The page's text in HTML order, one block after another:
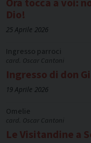
Dio!
25 Aprile 2026
Ingresso parroci
card. Oscar Cantoni
Ingresso di don
19 Aprile 2026
Omelie
card. Oscar Cantoni
Le Visitandine a